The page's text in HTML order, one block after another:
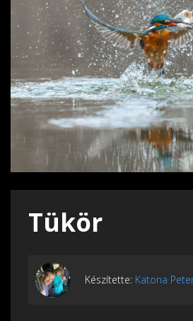
Tükör
Készítette: Katona